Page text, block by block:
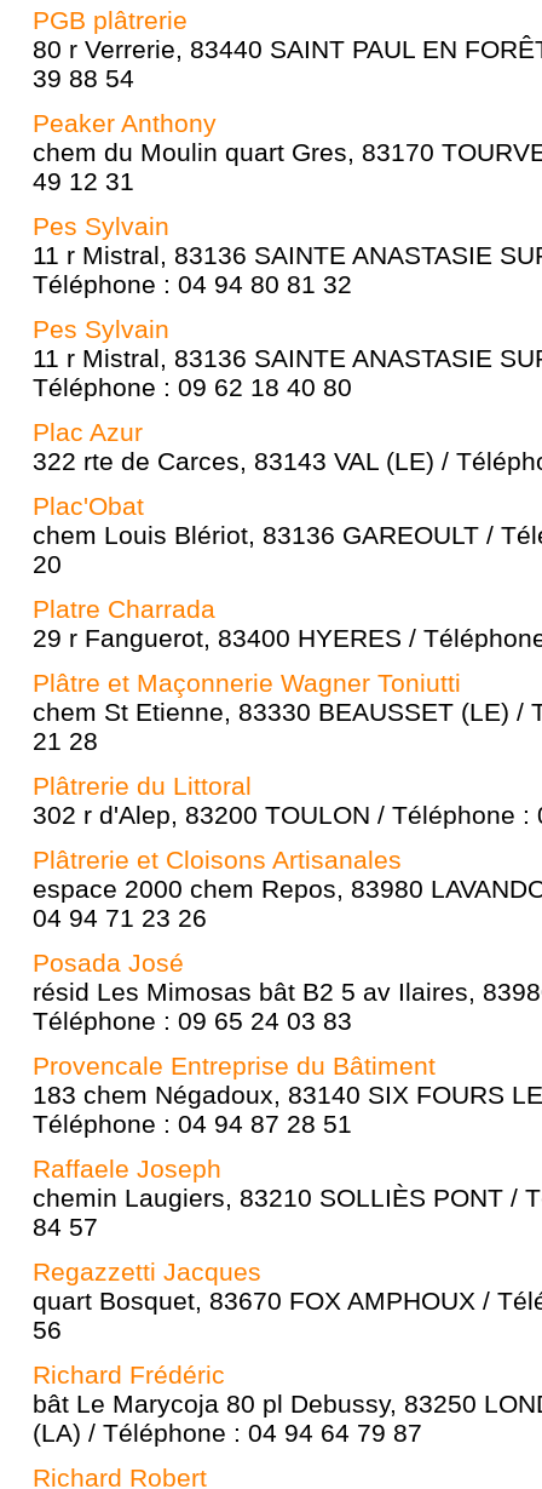
PGB plâtrerie
80 r Verrerie, 83440 SAINT PAUL EN
39 88 54
Peaker Anthony
chem du Moulin quart Gres, 83170
49 12 31
Pes Sylvain
11 r Mistral, 83136 SAINTE ANASTASIE
Téléphone : 04 94 80 81 32
Pes Sylvain
11 r Mistral, 83136 SAINTE ANASTASIE
Téléphone : 09 62 18 40 80
Plac Azur
322 rte de Carces, 83143 VAL (LE) /
Plac'Obat
chem Louis Blériot, 83136 GAREOULT /
20
Platre Charrada
29 r Fanguerot, 83400 HYERES /
Plâtre et Maçonnerie Wagner Toniutti
chem St Etienne, 83330 BEAUSSET (LE) /
21 28
Plâtrerie du Littoral
302 r d'Alep, 83200 TOULON / Téléphone :
Plâtrerie et Cloisons Artisanales
espace 2000 chem Repos, 83980
04 94 71 23 26
Posada José
résid Les Mimosas bât B2 5 av Ilaires,
Téléphone : 09 65 24 03 83
Provencale Entreprise du Bâtiment
183 chem Négadoux, 83140 SIX FOURS
Téléphone : 04 94 87 28 51
Raffaele Joseph
chemin Laugiers, 83210 SOLLIÈS PONT /
84 57
Regazzetti Jacques
quart Bosquet, 83670 FOX AMPHOUX /
56
Richard Frédéric
bât Le Marycoja 80 pl Debussy, 83250
(LA) / Téléphone : 04 94 64 79 87
Richard Robert